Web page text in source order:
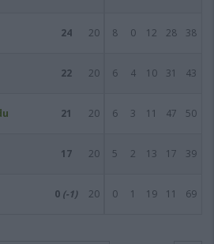
24 20 8 0 12 28 38
22 20 6 4 10 31 43
21 20 6 3 11 47 50
17 20 5 2 13 17 39
0 (-1) 20 0 1 19 11 69